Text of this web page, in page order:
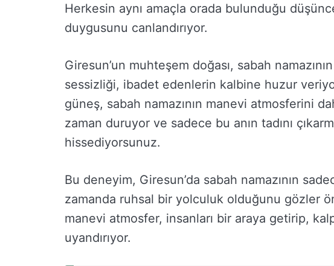
Herkesin aynı amaçla orada bulunduğu
duygusunu canlandırıyor.
Giresun’un muhteşem doğası, sabah
sessizliği, ibadet edenlerin kalbine huzur
güneş, sabah namazının manevi atmosferini
zaman duruyor ve sadece bu anın tadını
hissediyorsunuz.
Bu deneyim, Giresun’da sabah namazının
zamanda ruhsal bir yolculuk olduğunu gözler
manevi atmosfer, insanları bir araya getirip,
uyandırıyor.